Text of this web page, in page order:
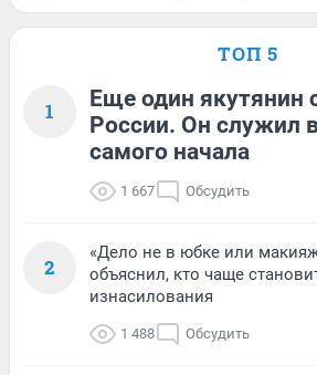
ТОП 5
1
Еще один якутянин
России. Он служил
самого начала
1 667 Обсудить
2
«Дело не в юбке или
объяснил, кто чаще
изнасилования
1 488 Обсудить